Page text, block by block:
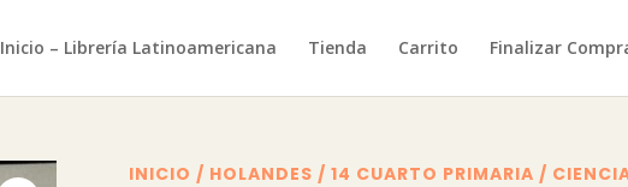
Inicio – Librería Latinoamericana Tienda Carrito Finalizar
INICIO / HOLANDES / 14 CUARTO PRIMARIA /